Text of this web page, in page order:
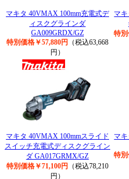
マキタ 40VMAX 100mm充電式デ
ィスクグラインダ
GA009GRDX/GZ
特別価格￥57,880円
（税込63,668
円）
マ
特別
マキタ 40VMAX 100mmスライド
スイッチ充電式ディスクグライン
ダ GA017GRMX/GZ
特別価格￥71,100円
（税込78,210
円）
マ
特別